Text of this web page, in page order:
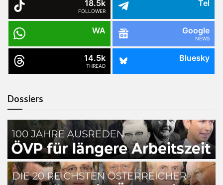
18.5k
FOLLOWER
Tel
WA Google
NEWS
14.5k
THREAD
Bluesky
Dossiers